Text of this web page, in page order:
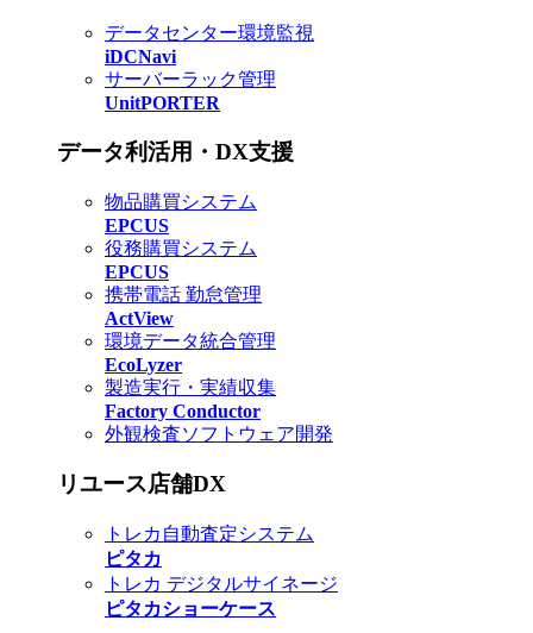
データセンター環境監視
iDCNavi
サーバーラック管理
UnitPORTER
データ利活用・DX支援
物品購買システム
EPCUS
役務購買システム
EPCUS
携帯電話 勤怠管理
ActView
環境データ統合管理
EcoLyzer
製造実行・実績収集
Factory Conductor
外観検査ソフトウェア開発
リユース店舗DX
トレカ自動査定システム
ピタカ
トレカ デジタルサイネージ
ピタカショーケース